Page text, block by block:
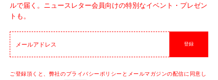
ルで届く。ニュースレター会員向けの特別なイベント・プレゼン
トも。
登録
ご登録頂くと、弊社のプライバシーポリシーとメールマガジンの配信に同意し